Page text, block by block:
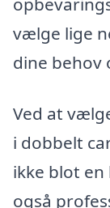
vælge lige
dine behov
Ved at
i dobbelt
ikke blot
også